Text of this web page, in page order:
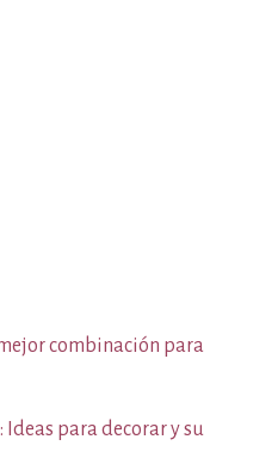
combinación para
Ideas para decorar y su